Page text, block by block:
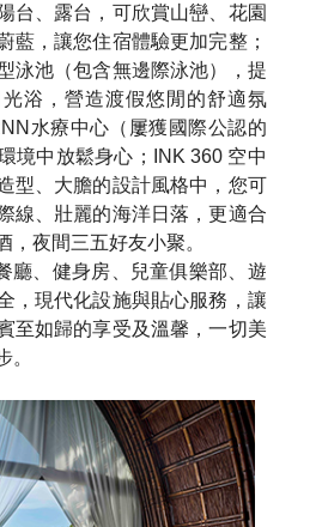
台、露台，可欣賞山巒、花園
藍，讓您住宿體驗更加完整；
泳池（包含無邊際泳池），提
浴，營造渡假悠閒的舒適氛
水療中心（屢獲國際公認的
境中放鬆身心；INK 360 空中
型、大膽的設計風格中，您可
線、壯麗的海洋日落，更適合
，夜間三五好友小聚。
廳、健身房、兒童俱樂部、遊
，現代化設施與貼心服務，讓
至如歸的享受及溫馨，一切美
。